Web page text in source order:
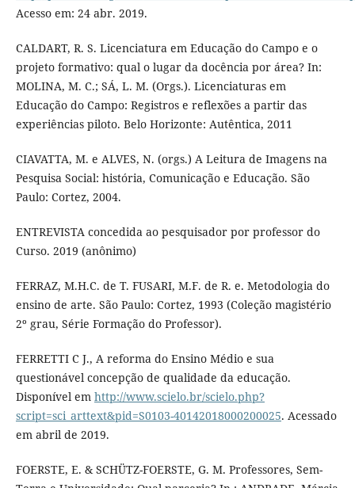
Acesso em: 24 abr. 2019.
CALDART, R. S. Licenciatura em Educação do Campo e o
projeto formativo: qual o lugar da docência por área? In:
MOLINA, M. C.; SÁ, L. M. (Orgs.). Licenciaturas em
Educação do Campo: Registros e reflexões a partir das
experiências piloto. Belo Horizonte: Autêntica, 2011
CIAVATTA, M. e ALVES, N. (orgs.) A Leitura de Imagens na
Pesquisa Social: história, Comunicação e Educação. São
Paulo: Cortez, 2004.
ENTREVISTA concedida ao pesquisador por professor do
Curso. 2019 (anônimo)
FERRAZ, M.H.C. de T. FUSARI, M.F. de R. e. Metodologia do
ensino de arte. São Paulo: Cortez, 1993 (Coleção magistério
2º grau, Série Formação do Professor).
FERRETTI C J., A reforma do Ensino Médio e sua
questionável concepção de qualidade da educação.
Disponível em http://www.scielo.br/scielo.php?
script=sci_arttext&pid=S0103-40142018000200025. Acessado
em abril de 2019.
FOERSTE, E. & SCHÜTZ-FOERSTE, G. M. Professores, Sem-